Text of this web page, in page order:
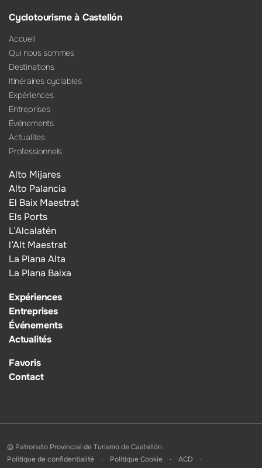
Cyclotourisme à Castellón
Accueil
Qui nous sommes
Destinations
Itinéraires cyclables
Expériences
Entreprises
Événements
Actualites
Professionnels
Alto Mijares
Alto Palancia
El Baix Maestrat
Els Ports
L’Alcalatén
l’Alt Maestrat
La Plana Alta
La Plana Baixa
Expériences
Entreprises
Événements
Actualités
Favoris
Contact
© Patronato Provincial de Turismo de Castellón
Politique de confidentialité
Politique Cookie
ACD